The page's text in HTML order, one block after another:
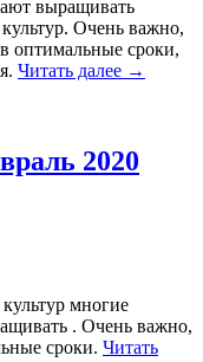
выращивать
Очень важно,
оптимальные сроки,
Читать далее →
2020
многие
. Очень важно,
сроки. Читать